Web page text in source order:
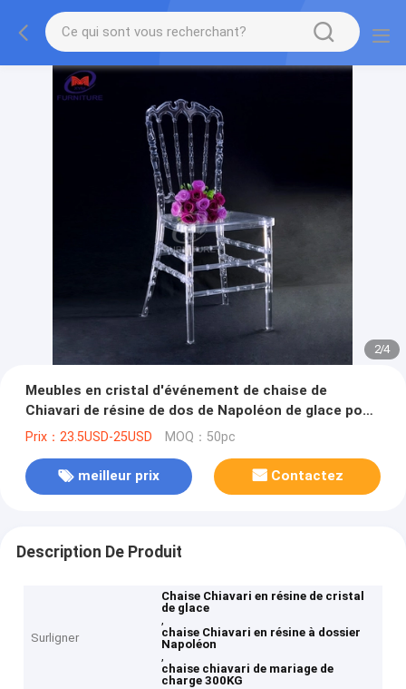
2/4
Meubles en cristal d'événement de chaise de
Chiavari de résine de dos de Napoléon de glace pour
épouser
Prix：23.5USD-25USD MOQ：50pc
meilleur prix Contactez
Description De Produit
Surligner
Chaise Chiavari en résine de cristal
de glace
,
chaise Chiavari en résine à dossier
Napoléon
,
chaise chiavari de mariage de
charge 300KG